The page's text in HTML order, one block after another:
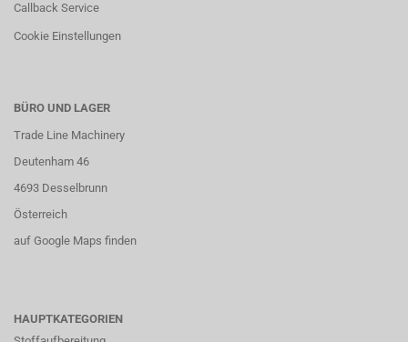
Callback Service
Cookie Einstellungen
BÜRO UND LAGER
Trade Line Machinery
Deutenham 46
4693 Desselbrunn
Österreich
auf Google Maps finden
HAUPTKATEGORIEN